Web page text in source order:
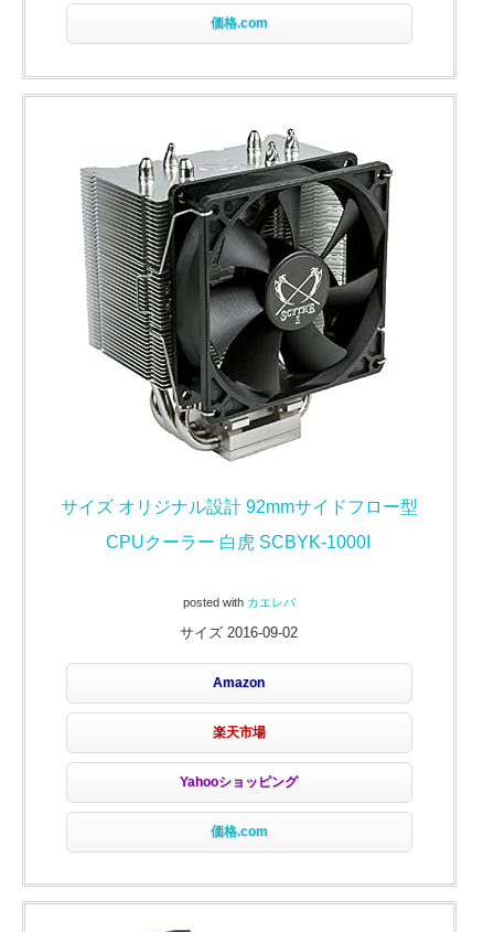
価格.com
サイズ オリジナル設計 92mmサイドフロー型
CPUクーラー 白虎 SCBYK-1000I
posted with カエレバ
サイズ 2016-09-02
Amazon
楽天市場
Yahooショッピング
価格.com